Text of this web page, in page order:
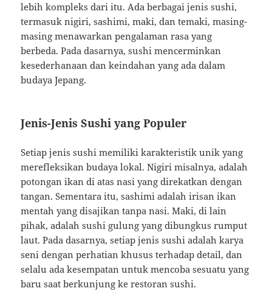
lebih kompleks dari itu. Ada berbagai jenis sushi,
termasuk nigiri, sashimi, maki, dan temaki, masing-
masing menawarkan pengalaman rasa yang
berbeda. Pada dasarnya, sushi mencerminkan
kesederhanaan dan keindahan yang ada dalam
budaya Jepang.
Jenis-Jenis Sushi yang Populer
Setiap jenis sushi memiliki karakteristik unik yang
merefleksikan budaya lokal. Nigiri misalnya, adalah
potongan ikan di atas nasi yang direkatkan dengan
tangan. Sementara itu, sashimi adalah irisan ikan
mentah yang disajikan tanpa nasi. Maki, di lain
pihak, adalah sushi gulung yang dibungkus rumput
laut. Pada dasarnya, setiap jenis sushi adalah karya
seni dengan perhatian khusus terhadap detail, dan
selalu ada kesempatan untuk mencoba sesuatu yang
baru saat berkunjung ke restoran sushi.